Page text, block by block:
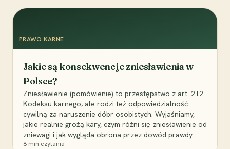
PRAWO KARNE
Jakie są konsekwencje zniesławienia w
Polsce?
Zniesławienie (pomówienie) to przestępstwo z art. 212
Kodeksu karnego, ale rodzi też odpowiedzialność
cywilną za naruszenie dóbr osobistych. Wyjaśniamy,
jakie realnie grożą kary, czym różni się zniesławienie od
zniewagi i jak wygląda obrona przez dowód prawdy.
8 min czytania